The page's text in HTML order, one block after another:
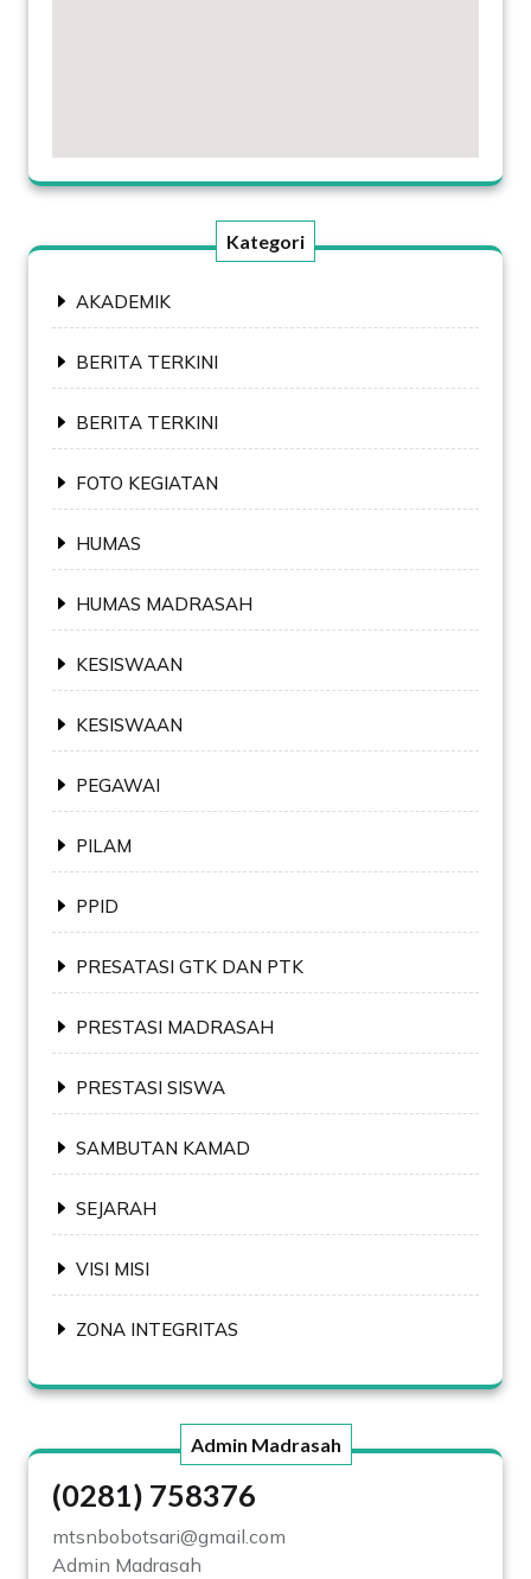
Kategori
AKADEMIK
BERITA TERKINI
BERITA TERKINI
FOTO KEGIATAN
HUMAS
HUMAS MADRASAH
KESISWAAN
KESISWAAN
PEGAWAI
PILAM
PPID
PRESATASI GTK DAN PTK
PRESTASI MADRASAH
PRESTASI SISWA
SAMBUTAN KAMAD
SEJARAH
VISI MISI
ZONA INTEGRITAS
Admin Madrasah
(0281) 758376
mtsnbobotsari@gmail.com
Admin Madrasah